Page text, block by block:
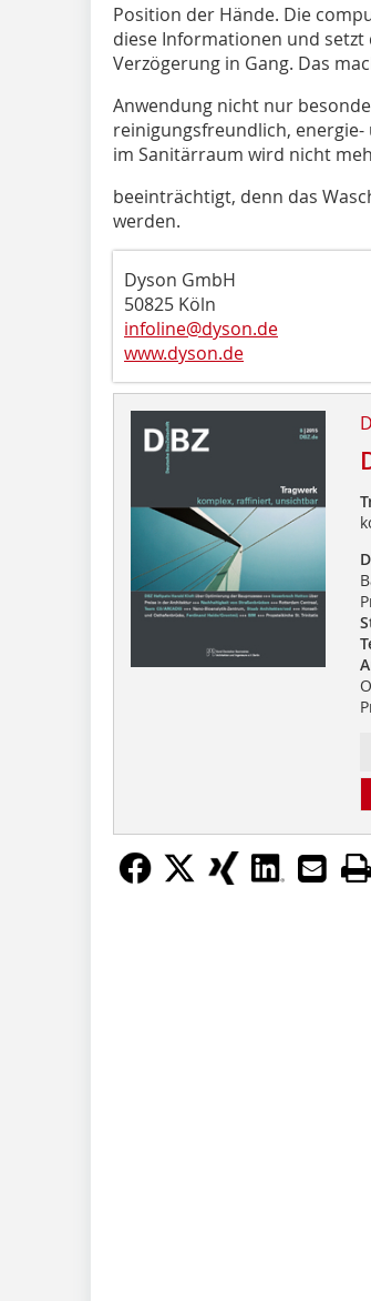
Position der Hände. Die
diese Informationen und
Verzögerung in Gang. Das
Anwendung nicht nur
reinigungsfreundlich, energie-
im Sanitärraum wird nicht
beeinträchtigt, denn das
werden.
Dyson GmbH
50825 Köln
infoline@dyson.de
www.dyson.de